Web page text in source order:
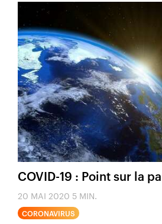
COVID-19 : Point sur la
20 MAI 2020 5 MIN.
CORONAVIRUS